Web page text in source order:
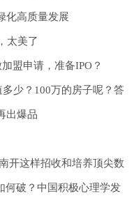
化高质量发展
太美了
盟申请，准备IPO？
少？100万的房子呢？答
出爆品
开这样招收和培养顶尖数
何破？中国积极心理学发